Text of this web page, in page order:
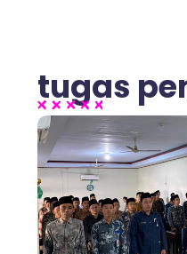
tugas
No